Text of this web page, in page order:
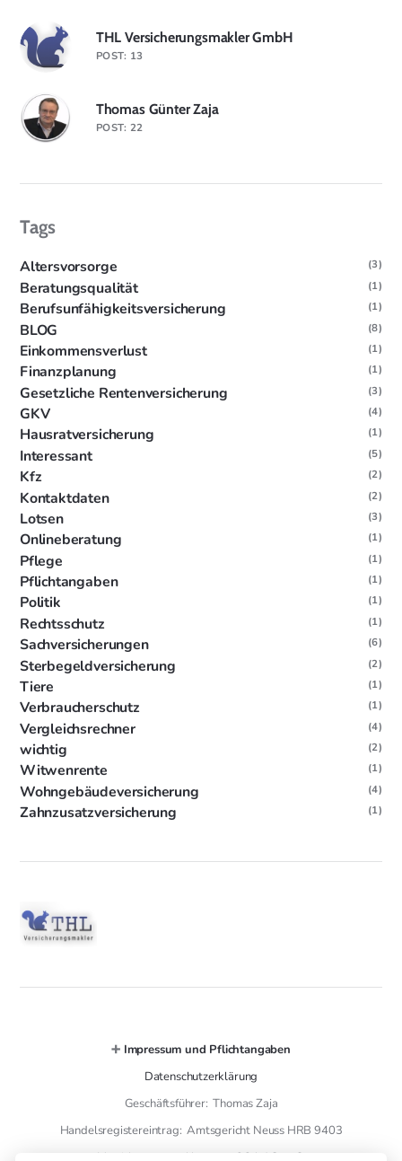
THL Versicherungsmakler GmbH
POST: 13
Thomas Günter Zaja
POST: 22
Tags
Altersvorsorge (3)
Beratungsqualität (1)
Berufsunfähigkeitsversicherung (1)
BLOG (8)
Einkommensverlust (1)
Finanzplanung (1)
Gesetzliche Rentenversicherung (3)
GKV (4)
Hausratversicherung (1)
Interessant (5)
Kfz (2)
Kontaktdaten (2)
Lotsen (3)
Onlineberatung (1)
Pflege (1)
Pflichtangaben (1)
Politik (1)
Rechtsschutz (1)
Sachversicherungen (6)
Sterbegeldversicherung (2)
Tiere (1)
Verbraucherschutz (1)
Vergleichsrechner (4)
wichtig (2)
Witwenrente (1)
Wohngebäudeversicherung (4)
Zahnzusatzversicherung (1)
➕ Impressum und Pflichtangaben
Datenschutzerklärung
Geschäftsführer: Thomas Zaja
Handelsregistereintrag: Amtsgericht Neuss HRB 9403
Versicherungsmakler gem. § 34 d GewO